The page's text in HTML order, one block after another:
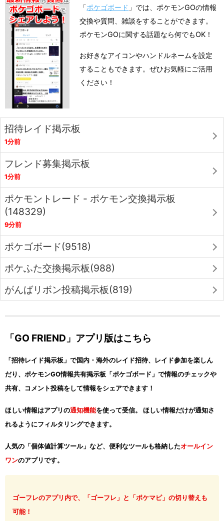
「ポケゴボード 」では、ポケモンGOの情報
交換や質問、雑談をすることができます。
ポケモンGOに関する話題なら何でもOK！
お好きなアイコンやハンドルネームを設定
することもできます。ぜひお気軽にご活用
ください！
招待レイド掲示板
1分前
フレンド募集掲示板
1分前
ポケモントレード - ポケモン交換掲示板
(148329)
9分前
ポケゴボード(9518)
ポケふた交換掲示板(988)
がんばリボン投稿掲示板(819)
「GO FRIEND」アプリ版はこちら
「招待レイド掲示板」で国内・海外のレイド招待、レイド参加を楽しん
だり、ポケモンGO情報共有掲示板「ポケゴボード」で情報のチェックや
共有、コメント投稿をして情報をシェアできます！
ほしい情報はアプリの通知機能を使って受信。 ほしい情報だけが通知さ
れるようにフィルタリングできます。
人気の「個体値計算ツール」など、便利なツールも格納したオールイン
ワンのアプリです。
ゴーフレのアプリ内で、「ゴーフレ」と「ポケマピ」の切り替えも
可能！